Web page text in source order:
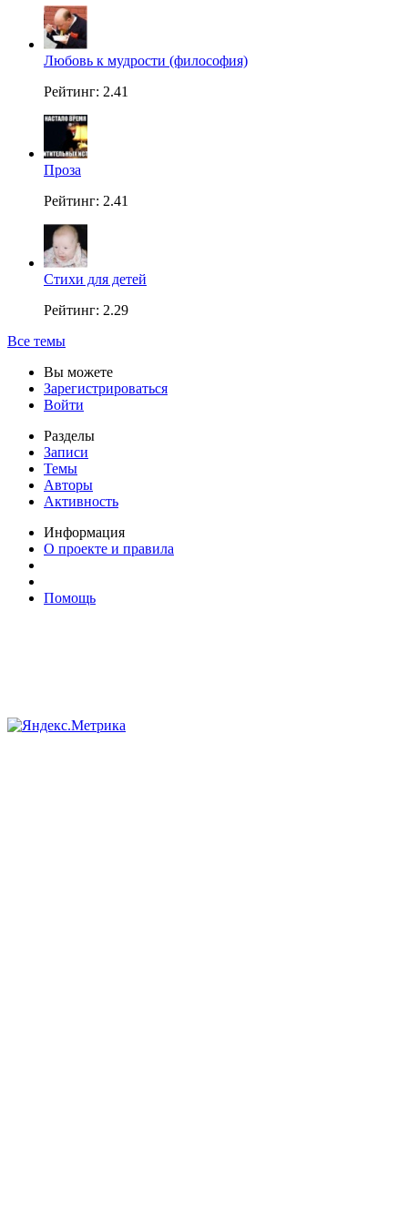
Любовь к мудрости (философия)
Рейтинг: 2.41
Проза
Рейтинг: 2.41
Стихи для детей
Рейтинг: 2.29
Все темы
Вы можете
Зарегистрироваться
Войти
Разделы
Записи
Темы
Авторы
Активность
Информация
О проекте и правила
Помощь